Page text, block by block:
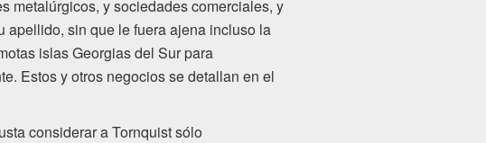
metalúrgicos, y sociedades comerciales, y
apellido, sin que le fuera ajena incluso la
islasGeorgias del Sur para
Estos y otros negocios sedetallan en el
considerar a Tornquist sólo